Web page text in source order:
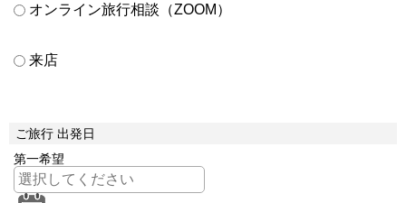
オンライン旅行相談（ZOOM）
来店
ご旅行 出発日
第一希望